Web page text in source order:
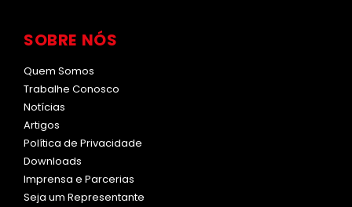
SOBRE NÓS
Quem Somos
Trabalhe Conosco
Notícias
Artigos
Política de Privacidade
Downloads
Imprensa e Parcerias
Seja um Representante